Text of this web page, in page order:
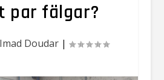
par fälgar?
Imad Doudar |